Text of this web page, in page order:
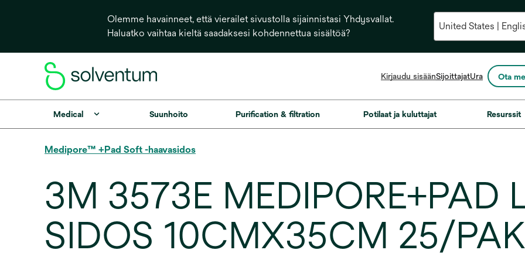
Olemme havainneet, että vierailet sivustolla sijainnistasi Yhdysvallat.
Haluatko vaihtaa kieltä saadaksesi kohdennettua sisältöä?
Kirjaudu sisäänSijoittajatopens
a
Ura Ota
Medical Suunhoito Purification & filtration Potilaat ja kuluttajat Resurssit
Medipore™ +Pad Soft -haavasidos
3M 3573E MEDIPORE+PAD
SIDOS 10CMX35CM 25/